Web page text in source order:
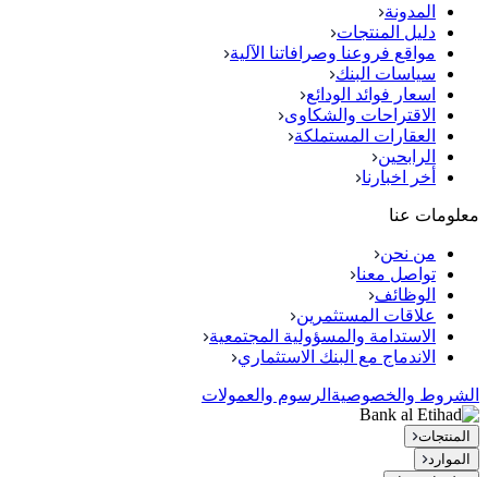
المدونة
دليل المنتجات
مواقع فروعنا وصرافاتنا الآلية
سياسات البنك
اسعار فوائد الودائع
الاقتراحات والشكاوى
العقارات المستملكة
الرابحين
أخر اخبارنا
معلومات عنا
من نحن
تواصل معنا
الوظائف
علاقات المستثمرين
الاستدامة والمسؤولية المجتمعية
الاندماج مع البنك الاستثماري
الشروط والخصوصية الرسوم والعمولات
المنتجات
الموارد